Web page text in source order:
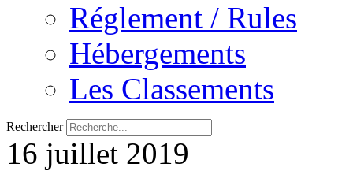
Réglement / Rules
Hébergements
Les Classements
Rechercher
16 juillet 2019